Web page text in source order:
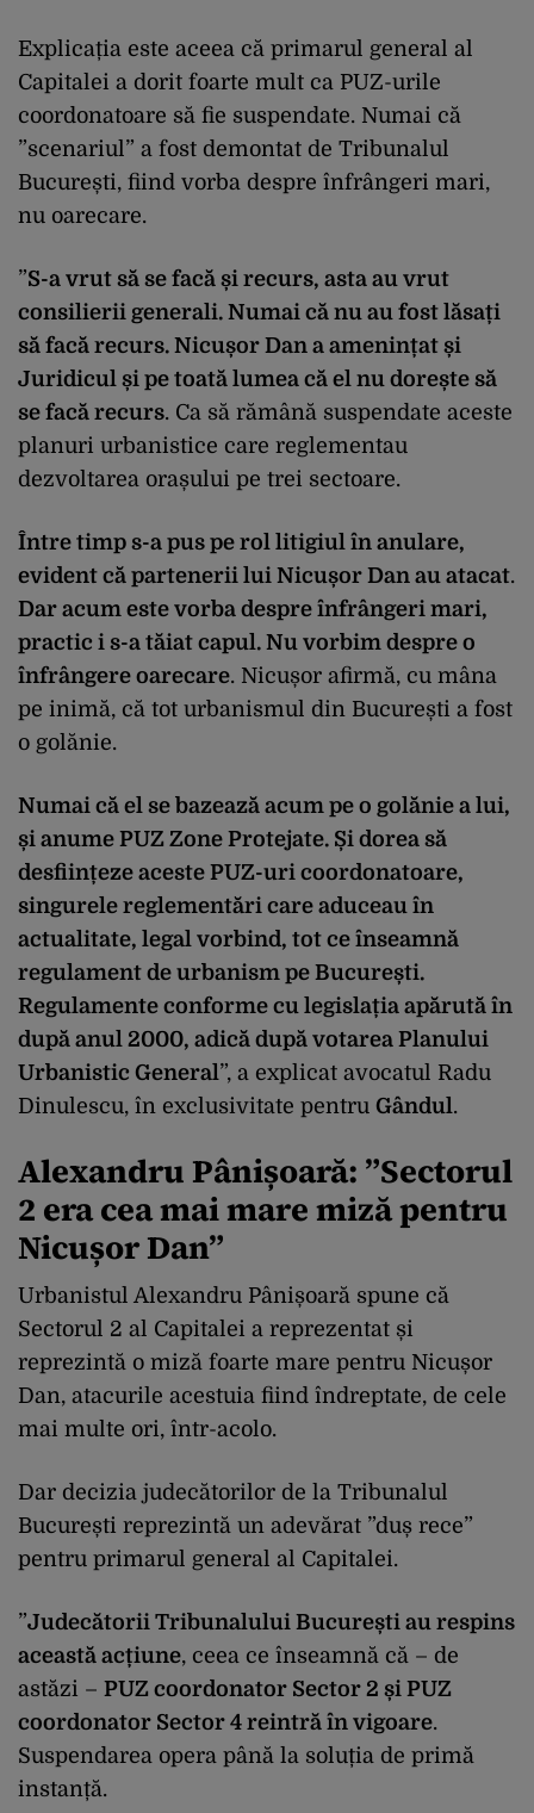
Explicația este aceea că primarul general al
Capitalei a dorit foarte mult ca PUZ-urile
coordonatoare să fie suspendate. Numai că
”scenariul” a fost demontat de Tribunalul
București, fiind vorba despre înfrângeri mari,
nu oarecare.
”S-a vrut să se facă și recurs, asta au vrut
consilierii generali. Numai că nu au fost lăsați
să facă recurs. Nicușor Dan a amenințat și
Juridicul și pe toată lumea că el nu dorește să
se facă recurs. Ca să rămână suspendate aceste
planuri urbanistice care reglementau
dezvoltarea orașului pe trei sectoare.
Între timp s-a pus pe rol litigiul în anulare,
evident că partenerii lui Nicușor Dan au atacat.
Dar acum este vorba despre înfrângeri mari,
practic i s-a tăiat capul. Nu vorbim despre o
înfrângere oarecare. Nicușor afirmă, cu mâna
pe inimă, că tot urbanismul din București a fost
o golănie.
Numai că el se bazează acum pe o golănie a lui,
și anume PUZ Zone Protejate. Și dorea să
desființeze aceste PUZ-uri coordonatoare,
singurele reglementări care aduceau în
actualitate, legal vorbind, tot ce înseamnă
regulament de urbanism pe București.
Regulamente conforme cu legislația apărută în
după anul 2000, adică după votarea Planului
Urbanistic General”, a explicat avocatul Radu
Dinulescu, în exclusivitate pentru Gândul.
Alexandru Pânișoară: ”Sectorul
2 era cea mai mare miză pentru
Nicușor Dan”
Urbanistul Alexandru Pânișoară spune că
Sectorul 2 al Capitalei a reprezentat și
reprezintă o miză foarte mare pentru Nicușor
Dan, atacurile acestuia fiind îndreptate, de cele
mai multe ori, într-acolo.
Dar decizia judecătorilor de la Tribunalul
București reprezintă un adevărat ”duș rece”
pentru primarul general al Capitalei.
”Judecătorii Tribunalului București au respins
această acțiune, ceea ce înseamnă că – de
astăzi – PUZ coordonator Sector 2 și PUZ
coordonator Sector 4 reintră în vigoare.
Suspendarea opera până la soluția de primă
instanță.